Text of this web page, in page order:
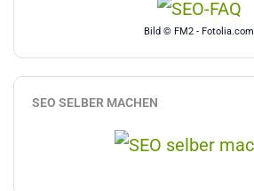
Bild © FM2 - Fotolia.com
SEO SELBER MACHEN